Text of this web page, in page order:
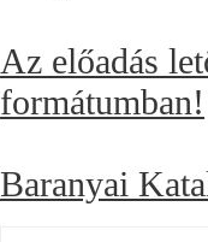
Az előadás
formátumban!
Baranyai